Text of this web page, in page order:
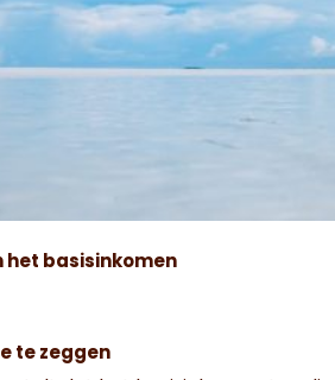
het basisinkomen
te zeggen